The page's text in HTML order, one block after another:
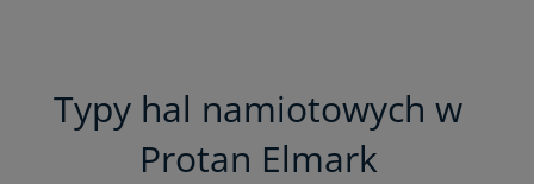
Typy hal namiotowych w
Protan Elmark